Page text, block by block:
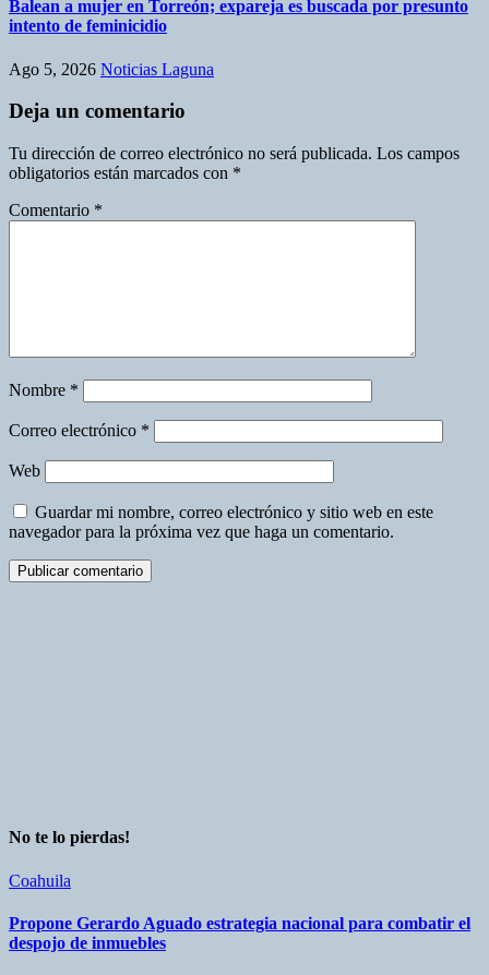
Balean a mujer en Torreón; expareja es buscada por presunto
intento de feminicidio
Ago 5, 2026 Noticias Laguna
Deja un comentario
Tu dirección de correo electrónico no será publicada. Los campos
obligatorios están marcados con *
Comentario *
Nombre *
Correo electrónico *
Web
Guardar mi nombre, correo electrónico y sitio web en este
navegador para la próxima vez que haga un comentario.
No te lo pierdas!
Coahuila
Propone Gerardo Aguado estrategia nacional para combatir el
despojo de inmuebles